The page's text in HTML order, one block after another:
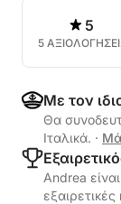
5
5
Με τον
Θα
Ιταλικά. ·
Andrea